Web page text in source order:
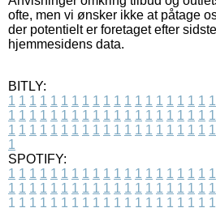
ofte, men vi ønsker ikke at påtage
der potentielt er foretaget efter
hjemmesidens data.
BITLY:
1 1 1 1 1 1 1 1 1 1 1 1 1 1 1 1 1 1 1 1
1 1 1 1 1 1 1 1 1 1 1 1 1 1 1 1 1 1 1 1
1 1 1 1 1 1 1 1 1 1 1 1 1 1 1 1 1 1 1 1
1
SPOTIFY:
1 1 1 1 1 1 1 1 1 1 1 1 1 1 1 1 1 1 1 1
1 1 1 1 1 1 1 1 1 1 1 1 1 1 1 1 1 1 1 1
1 1 1 1 1 1 1 1 1 1 1 1 1 1 1 1 1 1 1 1